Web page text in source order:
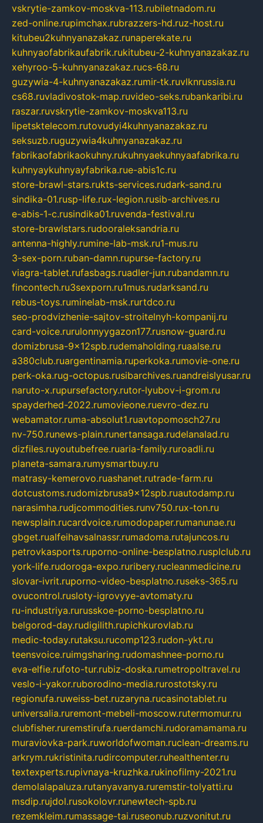
vskrytie-zamkov-moskva-113.rubiletnadom.ru
zed-online.rupimchax.rubrazzers-hd.ruz-host.ru
kitubeu2kuhnyanazakaz.runaperekate.ru
kuhnyaofabrikaufabrik.rukitubeu-2-kuhnyanazakaz.ru
xehyroo-5-kuhnyanazakaz.rucs-68.ru
guzywia-4-kuhnyanazakaz.rumir-tk.ruvlknrussia.ru
cs68.ruvladivostok-map.ruvideo-seks.rubankaribi.ru
raszar.ruvskrytie-zamkov-moskva113.ru
lipetsktelecom.rutovudyi4kuhnyanazakaz.ru
seksuzb.ruguzywia4kuhnyanazakaz.ru
fabrikaofabrikaokuhny.rukuhnyaekuhnyaafabrika.ru
kuhnyaykuhnyayfabrika.rue-abis1c.ru
store-brawl-stars.rukts-services.rudark-sand.ru
sindika-01.rusp-life.rux-legion.rusib-archives.ru
e-abis-1-c.rusindika01.ruvenda-festival.ru
store-brawlstars.rudooraleksandria.ru
antenna-highly.rumine-lab-msk.ru1-mus.ru
3-sex-porn.ruban-damn.rupurse-factory.ru
viagra-tablet.rufasbags.ruadler-jun.rubandamn.ru
fincontech.ru3sexporn.ru1mus.rudarksand.ru
rebus-toys.ruminelab-msk.rurtdco.ru
seo-prodvizhenie-sajtov-stroitelnyh-kompanij.ru
card-voice.rurulonnyygazon177.rusnow-guard.ru
domizbrusa-9x12spb.rudemaholding.ruaalse.ru
a380club.ruargentinamia.ruperkoka.rumovie-one.ru
perk-oka.rug-octopus.rusibarchives.ruandreislyusar.ru
naruto-x.rupursefactory.rutor-lyubov-i-grom.ru
spayderhed-2022.rumovieone.ruevro-dez.ru
webamator.ruma-absolut1.ruavtopomosch27.ru
nv-750.runews-plain.runertansaga.rudelanalad.ru
dizfiles.ruyoutubefree.ruaria-family.ruroadli.ru
planeta-samara.rumysmartbuy.ru
matrasy-kemerovo.ruashanet.rutrade-farm.ru
dotcustoms.rudomizbrusa9x12spb.ruautodamp.ru
narasimha.rudjcommodities.runv750.rux-ton.ru
newsplain.rucardvoice.rumodopaper.rumanunae.ru
gbget.rualfeihavsalnassr.rumadoma.rutajuncos.ru
petrovkasports.ruporno-online-besplatno.rusplclub.ru
york-life.rudoroga-expo.ruribery.rucleanmedicine.ru
slovar-ivrit.ruporno-video-besplatno.ruseks-365.ru
ovucontrol.rusloty-igrovyye-avtomaty.ru
ru-industriya.rurusskoe-porno-besplatno.ru
belgorod-day.rudigilith.rupichkurovlab.ru
medic-today.rutaksu.rucomp123.rudon-ykt.ru
teensvoice.ruimgsharing.rudomashnee-porno.ru
eva-elfie.rufoto-tur.rubiz-doska.rumetropoltravel.ru
veslo-i-yakor.ruborodino-media.rurostotsky.ru
regionufa.ruweiss-bet.ruzaryna.rucasinotablet.ru
universalia.ruremont-mebeli-moscow.rutermomur.ru
clubfisher.ruremstirufa.ruerdamchi.rudoramamama.ru
muraviovka-park.ruworldofwoman.ruclean-dreams.ru
arkrym.rukristinita.rudircomputer.ruhealthenter.ru
textexperts.rupivnaya-kruzhka.rukinofilmy-2021.ru
demolalapaluza.rutanyavanya.ruremstir-tolyatti.ru
msdip.rujdol.rusokolovr.runewtech-spb.ru
rezemkleim.rumassage-tai.ruseonub.ruzvonitut.ru